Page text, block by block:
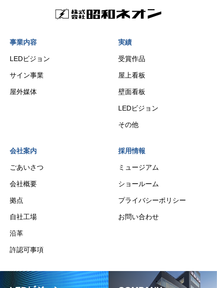
事業内容
LEDビジョン
サイン事業
屋外媒体
実績
受賞作品
屋上看板
壁面看板
LEDビジョン
その他
会社案内
ごあいさつ
会社概要
拠点
自社工場
沿革
許認可事項
採用情報
ミュージアム
ショールーム
プライバシーポリシー
お問い合わせ